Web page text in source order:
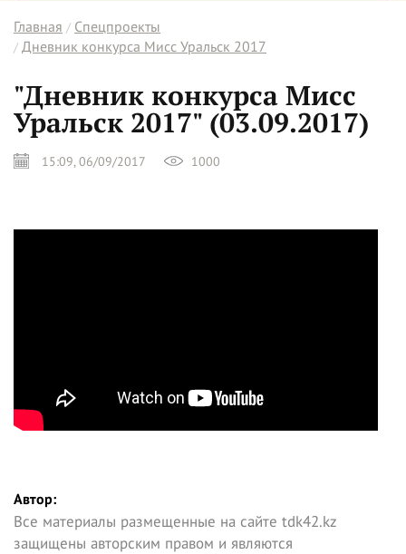
Главная
Спецпроекты
Дневник конкурса Мисс Уральск 2017
"Дневник конкурса Мисс
Уральск 2017" (03.09.2017)
15:09, 06/09/2017 1000
Автор:
Все материалы размещенные на сайте tdk42.kz
защищены авторским правом и являются